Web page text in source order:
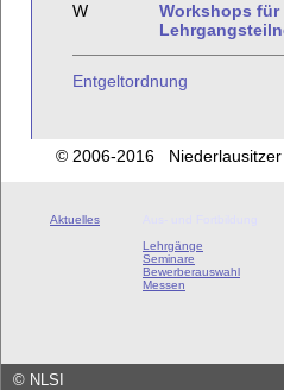
W
Workshops für
Entgeltordnung
© 2006-2016 Niederlausitzer
Aktuelles
Lehrgänge
Seminare
Bewerberauswahl
Messen
© NLSI